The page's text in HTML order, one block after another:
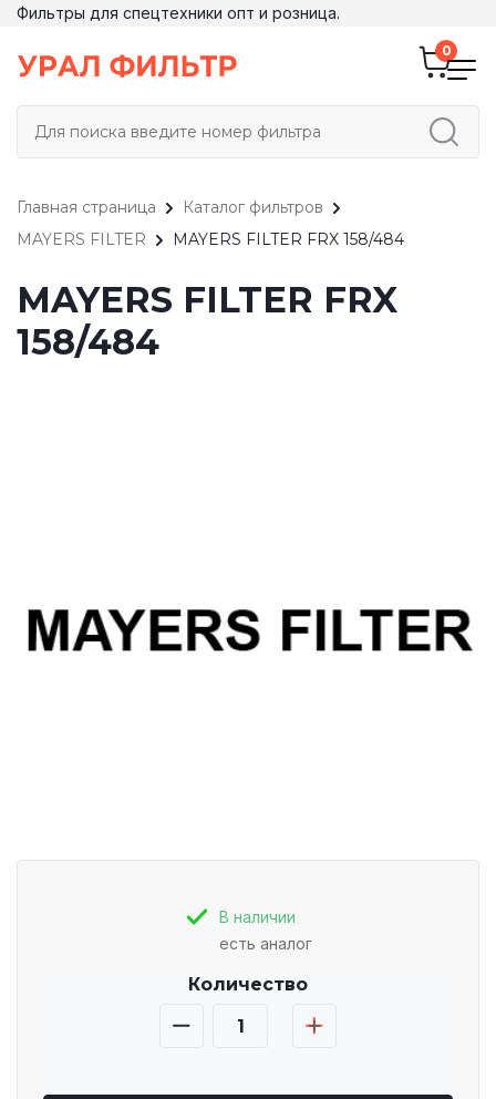
Фильтры для спецтехники опт и розница.
Главная страница
Каталог фильтров
MAYERS FILTER
MAYERS FILTER FRX 158/484
MAYERS FILTER FRX
158/484
В наличии
есть аналог
Количество